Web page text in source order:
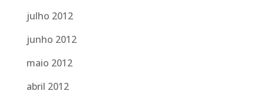
julho 2012
junho 2012
maio 2012
abril 2012